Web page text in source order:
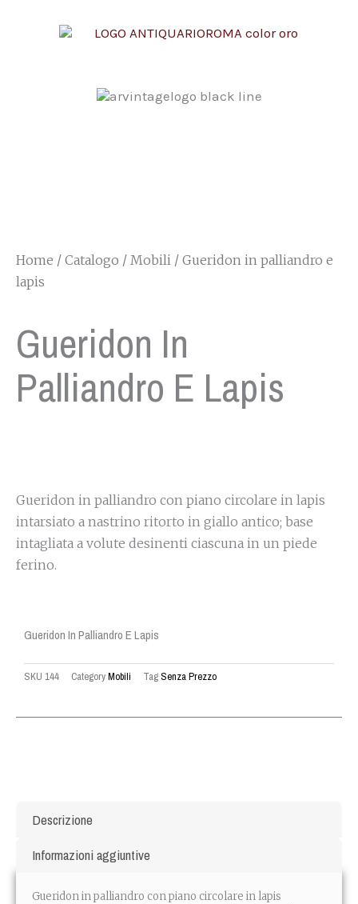
contenuto
Home / Catalogo / Mobili / Gueridon in palliandro e
lapis
Gueridon In
Palliandro E Lapis
Gueridon in palliandro con piano circolare in lapis
intarsiato a nastrino ritorto in giallo antico; base
intagliata a volute desinenti ciascuna in un piede
ferino.
Gueridon In Palliandro E Lapis
SKU 144 CategoryMobili Tag Senza Prezzo
Descrizione
Informazioni aggiuntive
Gueridon in palliandro con piano circolare in lapis